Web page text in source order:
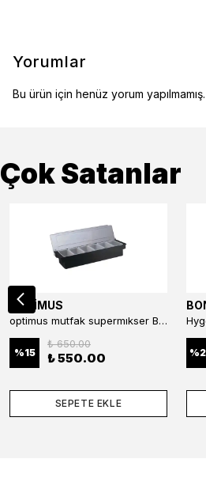
Yorumlar
Bu ürün için henüz yorum yapılmamış.
Çok Satanlar
OPTİMUS
optimus mutfak supermıkser Bar Konteyner 6'lı 50×16×9 cm Kapaklı Polikarbon Organizer Bar & Kafe
%15
₺ 650.00
₺ 550.00
SEPETE EKLE
%